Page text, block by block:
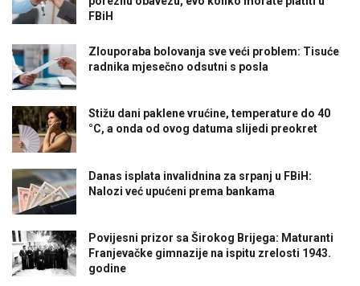
FBiH
Zlouporaba bolovanja sve veći problem: Tisuće
radnika mjesečno odsutni s posla
Stižu dani paklene vrućine, temperature do 40
°C, a onda od ovog datuma slijedi preokret
Danas isplata invalidnina za srpanj u FBiH:
Nalozi već upućeni prema bankama
Povijesni prizor sa Širokog Brijega: Maturanti
Franjevačke gimnazije na ispitu zrelosti 1943.
godine